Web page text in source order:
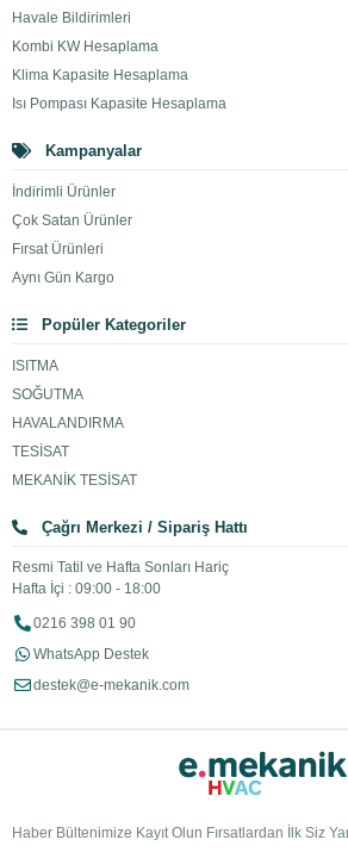
Havale Bildirimleri
Kombi KW Hesaplama
Klima Kapasite Hesaplama
Isı Pompası Kapasite Hesaplama
Kampanyalar
İndirimli Ürünler
Çok Satan Ürünler
Fırsat Ürünleri
Aynı Gün Kargo
Popüler Kategoriler
ISITMA
SOĞUTMA
HAVALANDIRMA
TESİSAT
MEKANİK TESİSAT
Çağrı Merkezi / Sipariş Hattı
Resmi Tatil ve Hafta Sonları Hariç
Hafta İçi : 09:00 - 18:00
0216 398 01 90
WhatsApp Destek
destek@e-mekanik.com
Haber Bültenimize Kayıt Olun Fırsatlardan İlk Siz